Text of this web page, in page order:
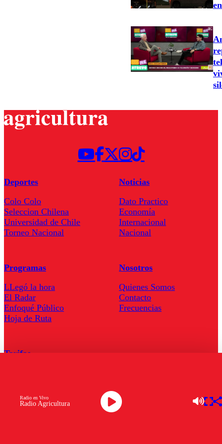
Radio Agricultura
Radio en Vivo
Deportes
Colo Colo
Seleccion Chilena
Universidad de Chile
Torneo Nacional
Noticias
Dato Practico
Economía
Internacional
Nacional
Programas
LLegó la hora
El Radar
Enfoqué Público
Hoja de Ruta
Nosotros
Quienes Somos
Contacto
Frecuencias
Tarifas